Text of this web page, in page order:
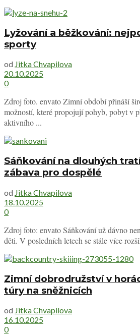
Lyžování a běžkování:
sporty
od Jitka Chvapilova
20.10.2025
0
Zdroj foto. envato Zimní období přináší
možností, které propojují pohyb, pobyt v
aktivního ...
Sáňkování na dlouhých
zábava pro dospělé
od Jitka Chvapilova
18.10.2025
0
Zdroj foto: envato Sáňkování už dávno
děti. V posledních letech se stále více
Zimní dobrodružství v
túry na sněžnicích
od Jitka Chvapilova
16.10.2025
0